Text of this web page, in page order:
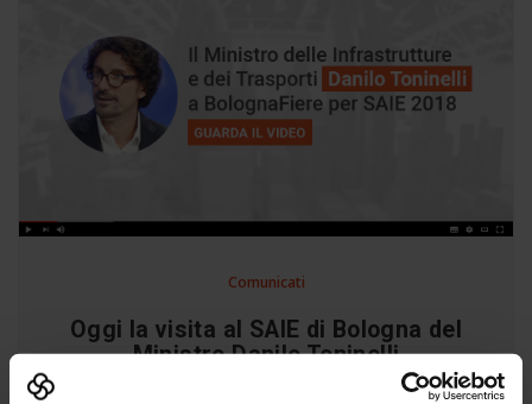
Comunicati
Oggi la visita al SAIE di Bologna del
Ministro Danilo Toninelli